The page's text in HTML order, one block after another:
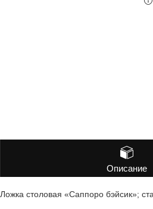
Описание
Ложка столовая «Саппоро бэйсик»;